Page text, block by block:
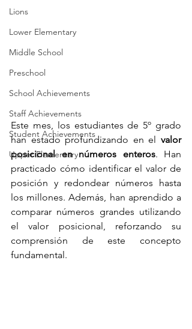
Lions
Lower Elementary
Middle School
Preschool
School Achievements
Staff Achievements
Student Achievements
Upper Elementary
Este mes, los estudiantes de 5º grado
han estado profundizando en el valor
posicional en números enteros. Han
practicado cómo identificar el valor de
posición y redondear números hasta
los millones. Además, han aprendido a
comparar números grandes utilizando
el valor posicional, reforzando su
comprensión de este concepto
fundamental.